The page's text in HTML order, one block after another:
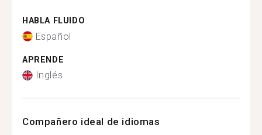
HABLA FLUIDO
Español
APRENDE
Inglés
Compañero ideal de idiomas